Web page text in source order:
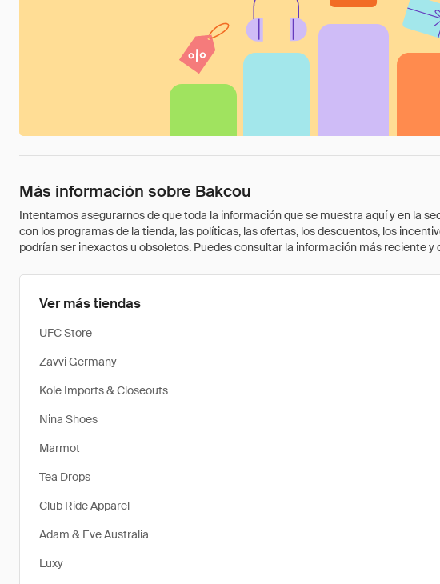
Más información sobre Bakcou
Intentamos asegurarnos de que toda la información que se muestra aquí y en la
con los programas de la tienda, las políticas, las ofertas, los descuentos, los
podrían ser inexactos u obsoletos. Puedes consultar la información más reciente y
Ver más tiendas
UFC Store
Zavvi Germany
Kole Imports & Closeouts
Nina Shoes
Marmot
Tea Drops
Club Ride Apparel
Adam & Eve Australia
Luxy